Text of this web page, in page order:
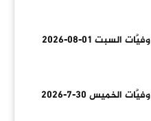
وفيَّات السبت 01-08-2026
وفيَّات الخميس 30-7-2026